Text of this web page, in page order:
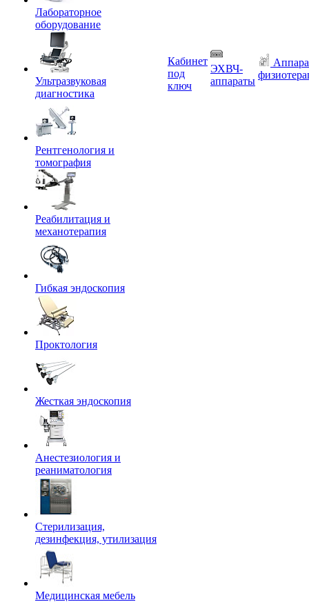
Лабораторное
оборудование
Ультразвуковая
диагностика
Рентгенология и
томография
Реабилитация и
механотерапия
Гибкая эндоскопия
Проктология
Жесткая эндоскопия
Анестезиология и
реаниматология
Стерилизация,
дезинфекция, утилизация
Медицинская мебель
Кабинет
под
ключ
ЭХВЧ-
аппараты